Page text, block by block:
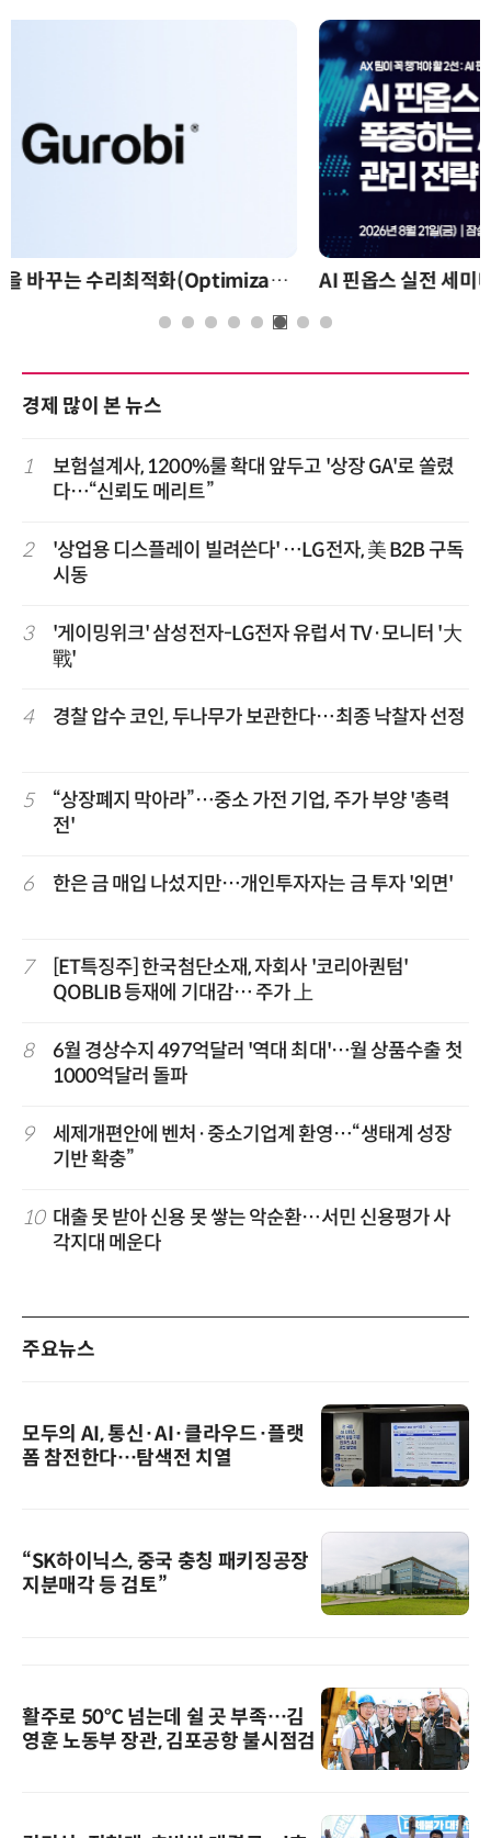
AI 핀옵스 실전 세미나: 폭증하는 AI 토큰 비용 관리 전략
경제 많이 본 뉴스
1
보험설계사, 1200%룰 확대 앞두고 '상장 GA'로 쏠렸
다…“신뢰도 메리트”
2
'상업용 디스플레이 빌려쓴다' …LG전자, 美 B2B 구독
시동
3
'게이밍위크' 삼성전자-LG전자 유럽서 TV·모니터 '大
戰'
4 경찰 압수 코인, 두나무가 보관한다…최종 낙찰자 선정
5
“상장폐지 막아라”…중소 가전 기업, 주가 부양 '총력
전'
6 한은 금 매입 나섰지만…개인투자자는 금 투자 '외면'
7
[ET특징주] 한국첨단소재, 자회사 '코리아퀀텀'
QOBLIB 등재에 기대감… 주가 上
8
6월 경상수지 497억달러 '역대 최대'…월 상품수출 첫
1000억달러 돌파
9
세제개편안에 벤처·중소기업계 환영…“생태계 성장
기반 확충”
10 대출 못 받아 신용 못 쌓는 악순환…서민 신용평가 사
각지대 메운다
주요뉴스
모두의 AI, 통신·AI·클라우드·플랫
폼 참전한다…탐색전 치열
“SK하이닉스, 중국 충칭 패키징공장
지분매각 등 검토”
활주로 50℃ 넘는데 쉴 곳 부족…김
영훈 노동부 장관, 김포공항 불시점검